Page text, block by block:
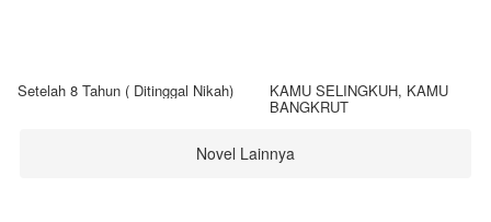
Setelah 8 Tahun ( Ditinggal Nikah) KAMU SELINGKUH, KAMU
BANGKRUT
Novel Lainnya